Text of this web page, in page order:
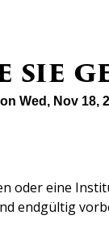
sie
on Wed, Nov 18,
oder eine
endgültig